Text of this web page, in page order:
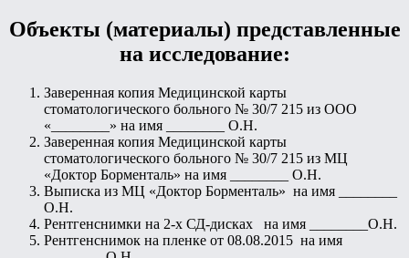
Объекты (материалы) представленные
на исследование:
Заверенная копия Медицинской карты
стоматологического больного № 30/7 215 из ООО
«________» на имя ________ О.Н.
Заверенная копия Медицинской карты
стоматологического больного № 30/7 215 из МЦ
«Доктор Борменталь» на имя ________ О.Н.
Выписка из МЦ «Доктор Борменталь» на имя ________
О.Н.
Рентгенснимки на 2-х СД-дисках на имя ________О.Н.
Рентгенснимок на пленке от 08.08.2015 на имя